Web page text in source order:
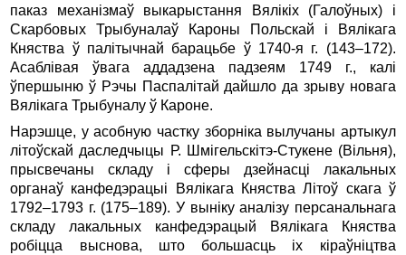
паказ механізмаў выкарыстання Вялікіх (Галоўных) і
Скарбовых Трыбуналаў Кароны Польскай і Вялікага
Княства ў палітычнай барацьбе ў 1740-я г. (143–172).
Асаблівая ўвага аддадзена падзеям 1749 г., калі
ўпершыню ў Рэчы Паспалітай дайшло да зрыву новага
Вялікага Трыбуналу ў Кароне.
Нарэшце, у асобную частку зборніка вылучаны артыкул
літоўскай даследчыцы Р. Шмігельскітэ-Стукене (Вільня),
прысвечаны складу і сферы дзейнасці лакальных
органаў канфедэрацыі Вялікага Княства Літоў скага ў
1792–1793 г. (175–189). У выніку аналізу персанальнага
складу лакальных канфедэрацый Вялікага Княства
робіцца выснова, што большасць іх кіраўніцтва